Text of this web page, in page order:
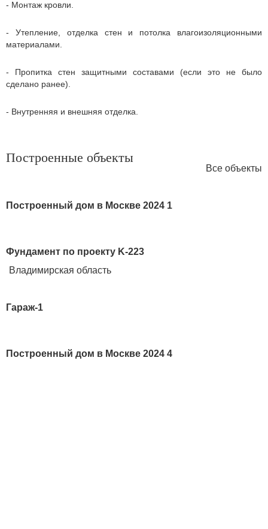
- Монтаж кровли.
- Утепление, отделка стен и потолка влагоизоляционными
материалами.
- Пропитка стен защитными составами (если это не было
сделано ранее).
- Внутренняя и внешняя отделка.
Построенные объекты
Все объекты
Построенный дом в Москве 2024 1
Фундамент по проекту K-223
Владимирская область
Гараж-1
Построенный дом в Москве 2024 4